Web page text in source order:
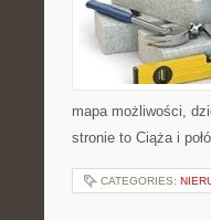
mapa możliwości,
stronie to Ciąża i
CATEGORIES: